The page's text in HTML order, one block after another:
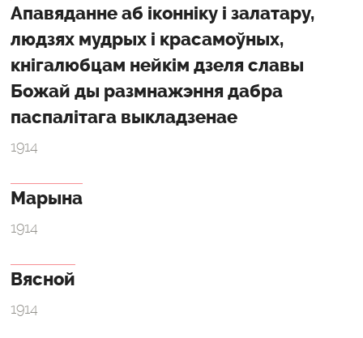
Апавяданне аб іконніку i залатару,
людзях мудрых i красамоўных,
кнігалюбцам нейкім дзеля славы
Божай ды размнажэння дабра
паспалітага выкладзенае
1914
Марына
1914
Вясной
1914